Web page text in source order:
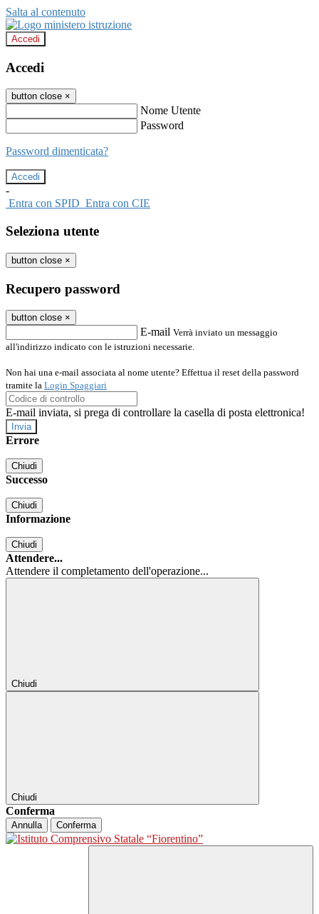
Salta al contenuto
Accedi
Accedi
button close ×
Nome Utente
Password
Password dimenticata?
-
Entra con SPID Entra con CIE
Seleziona utente
button close ×
Recupero password
button close ×
E-mail Verrà inviato un messaggio
all'indirizzo indicato con le istruzioni necessarie.
Non hai una e-mail associata al nome utente? Effettua il reset della password
tramite la Login Spaggiari
E-mail inviata, si prega di controllare la casella di posta elettronica!
Errore
Chiudi
Successo
Chiudi
Informazione
Chiudi
Attendere...
Attendere il completamento dell'operazione...
Chiudi
Chiudi
Conferma
Annulla Conferma